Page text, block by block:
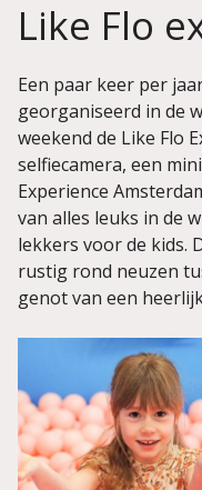
Like Flo
Een paar keer per
georganiseerd in de
weekend de Like Flo
selfiecamera, een
Experience
van alles leuks in de
lekkers voor de kids.
rustig rond neuzen
genot van een